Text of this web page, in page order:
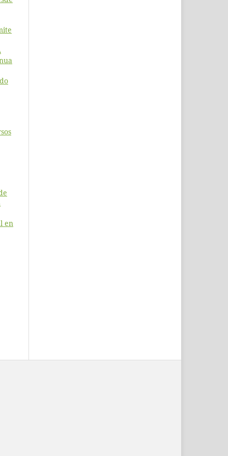
en